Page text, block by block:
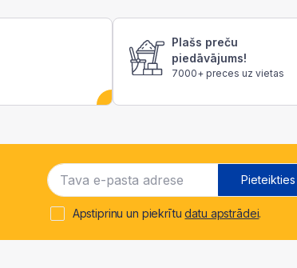
Plašs preču
piedāvājums!
7000+ preces uz vietas
Pieteikties
Apstiprinu un piekrītudatu apstrādei.